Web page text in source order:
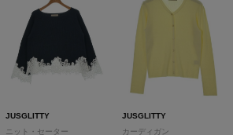
JUSGLITTY
ニット・セーター
JUSGLITTY
カーディガン